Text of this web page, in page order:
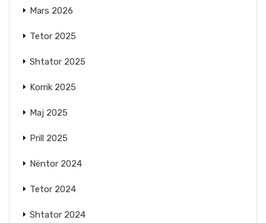
Mars 2026
Tetor 2025
Shtator 2025
Korrik 2025
Maj 2025
Prill 2025
Nëntor 2024
Tetor 2024
Shtator 2024